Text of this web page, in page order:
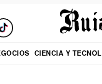
CIENCIA Y